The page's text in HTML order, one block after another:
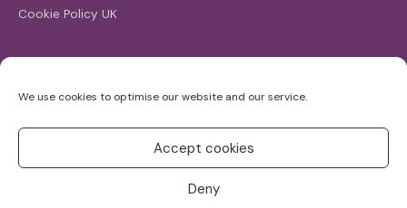
We use cookies to optimise our website and our service.
Accept cookies
Deny
Cookie Policy UK
for: